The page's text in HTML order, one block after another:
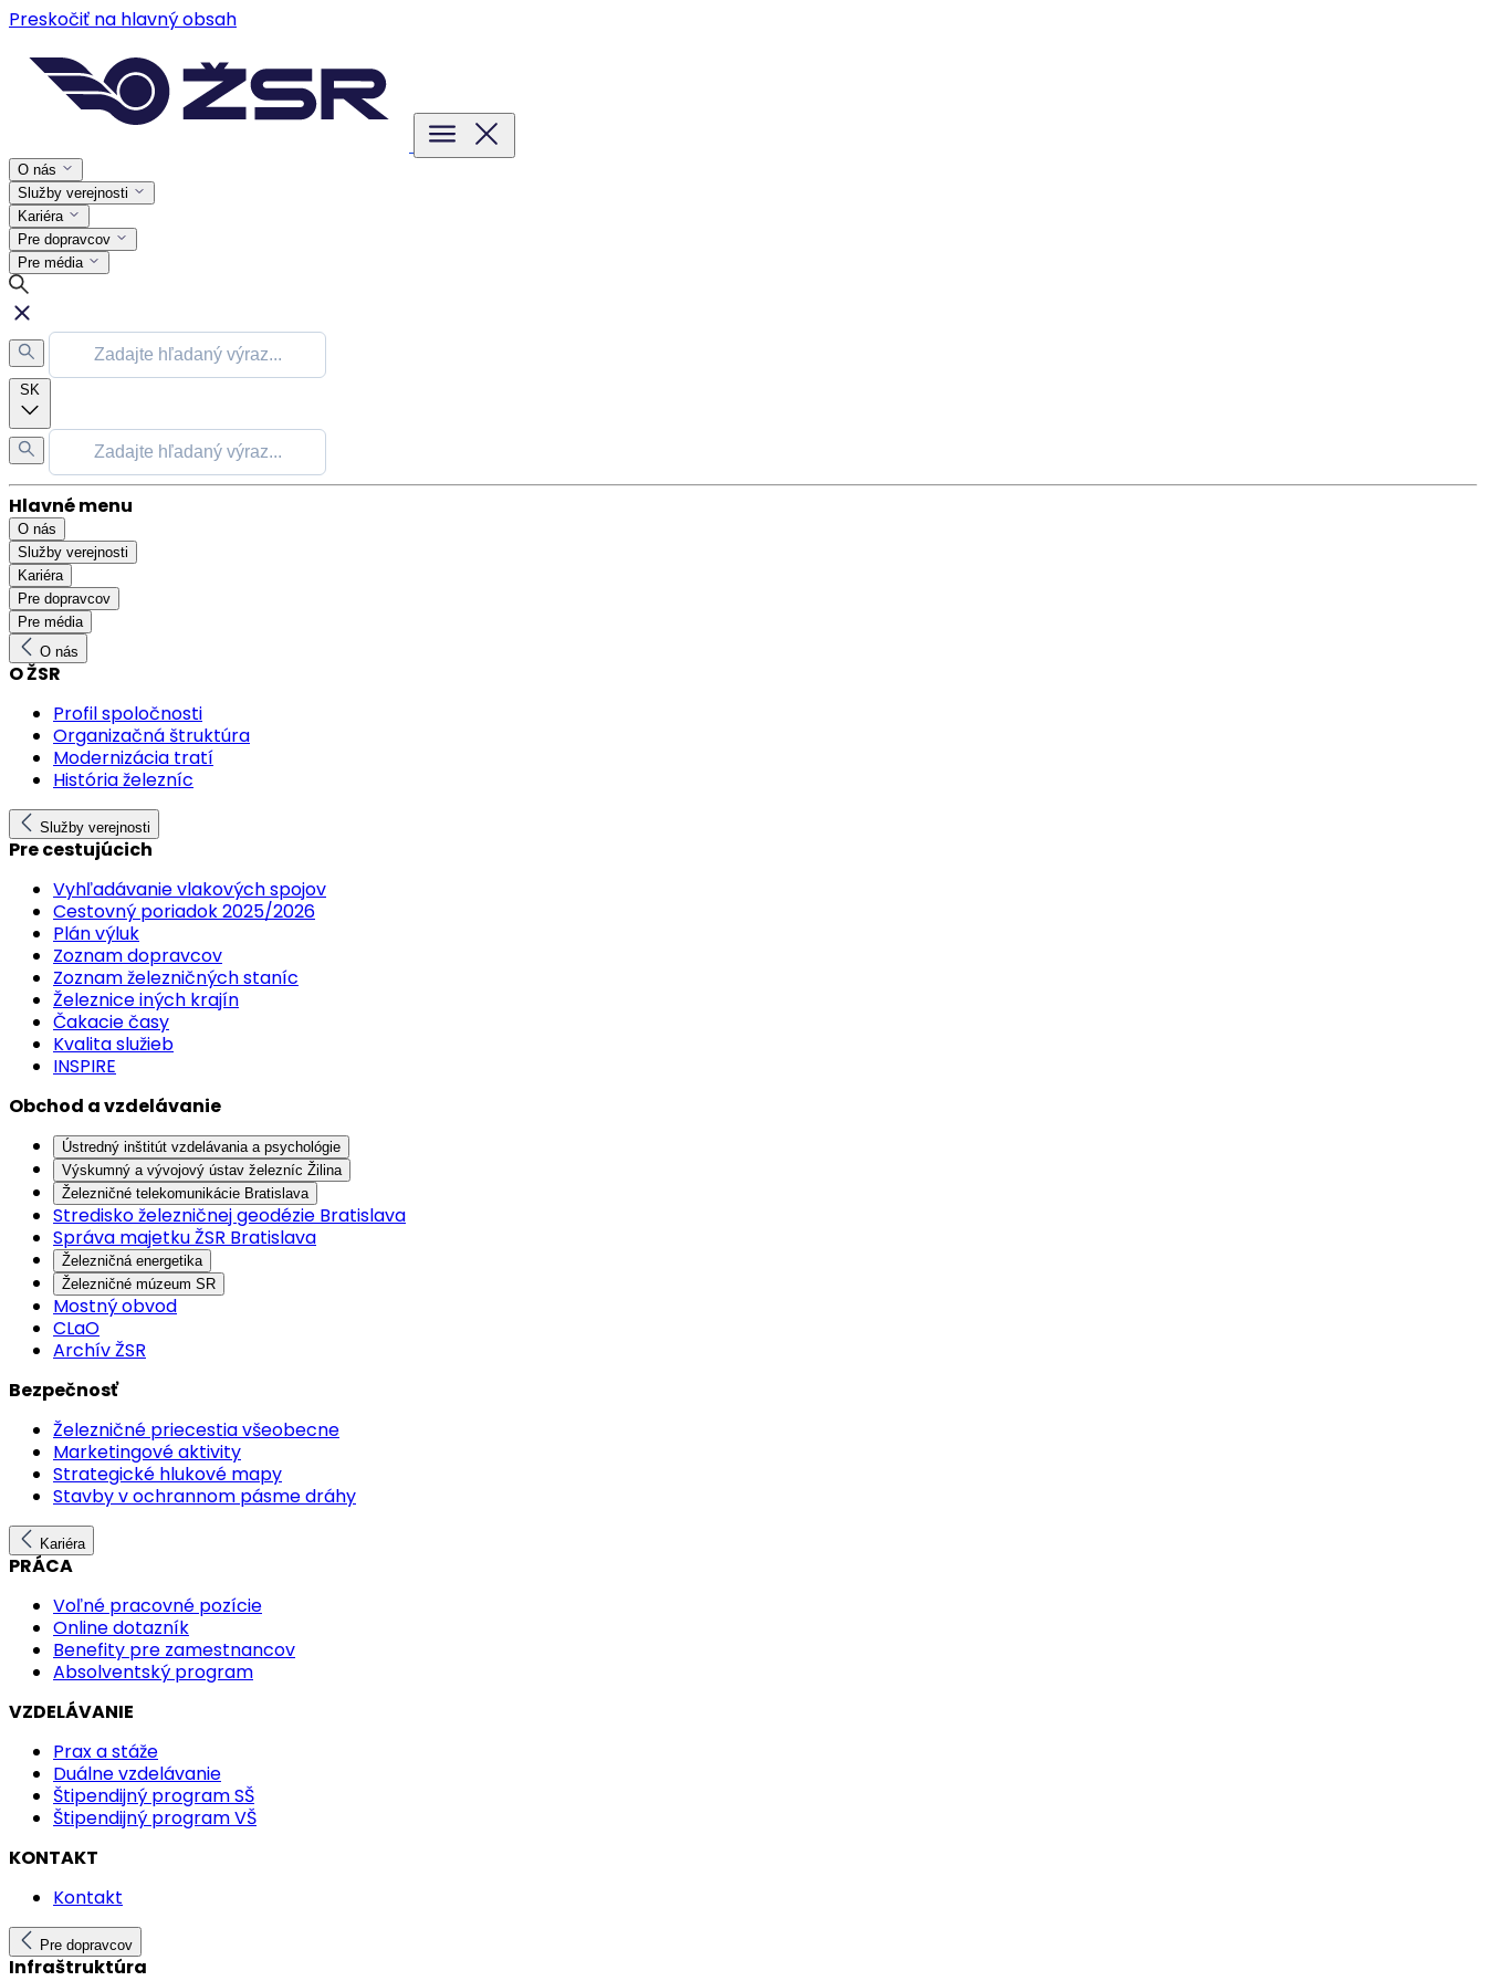
Preskočiť na hlavný obsah
O nás
Služby verejnosti
Kariéra
Pre dopravcov
Pre média
SK
Hlavné menu
O nás
Služby verejnosti
Kariéra
Pre dopravcov
Pre média
O nás
O ŽSR
Profil spoločnosti
Organizačná štruktúra
Modernizácia tratí
História železníc
Služby verejnosti
Pre cestujúcich
Vyhľadávanie vlakových spojov
Cestovný poriadok 2025/2026
Plán výluk
Zoznam dopravcov
Zoznam železničných staníc
Železnice iných krajín
Čakacie časy
Kvalita služieb
INSPIRE
Obchod a vzdelávanie
Ústredný inštitút vzdelávania a psychológie
Výskumný a vývojový ústav železníc Žilina
Železničné telekomunikácie Bratislava
Stredisko železničnej geodézie Bratislava
Správa majetku ŽSR Bratislava
Železničná energetika
Železničné múzeum SR
Mostný obvod
CLaO
Archív ŽSR
Bezpečnosť
Železničné priecestia všeobecne
Marketingové aktivity
Strategické hlukové mapy
Stavby v ochrannom pásme dráhy
Kariéra
PRÁCA
Voľné pracovné pozície
Online dotazník
Benefity pre zamestnancov
Absolventský program
VZDELÁVANIE
Prax a stáže
Duálne vzdelávanie
Štipendijný program SŠ
Štipendijný program VŠ
KONTAKT
Kontakt
Pre dopravcov
Infraštruktúra